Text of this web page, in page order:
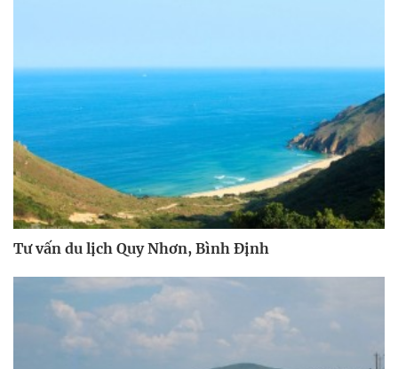
Tư vấn du lịch Quy Nhơn, Bình Định